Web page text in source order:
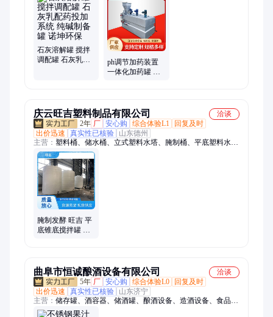
式真空过滤机、皮带输送机、污泥连续深度脱水设备、市政污
泥、液压压滤机、刮泥机、超高压叠层脱水机、一体式污泥深度
脱水机、真空皮带脱水机、真空过滤机、带式压榨机、带式果汁
压榨机、污泥垂直压滤脱水机、污泥协同、带式果蔬压榨生产
线、梨苹果压榨机、污水厂、石膏
石灰溶解罐 搅拌
调配罐 石灰乳配
ph调节加药装置
一体化加药罐 消
庆云旺吉塑料制品有限公司
洽谈
2年 厂 安心购 综合体验L1
回复及时
出价迅速
真实性已核验
山东德州
主营： 塑料桶、储水桶、立式塑料水塔、腌制桶、平底塑料水
箱、5吨塑料桶、8吨塑料桶、10吨塑料桶、15吨塑料桶、20吨塑
料桶、30吨塑料桶、40吨塑料桶、50吨塑料桶、塑料储罐、塑料
水塔、加药箱、泡菜桶、减水剂复配设备、外加剂复配设备、
1000L塑料桶、立式塑料桶、卧式塑料桶、塑料水箱、10立方水
箱、外加剂塑料搅拌水箱
腌制发酵 旺吉 平
底锥底搅拌罐 耐
曲阜市恒诚酿酒设备有限公司
洽谈
5年 厂 安心购 综合体验L0
回复及时
出价迅速
真实性已核验
山东济宁
主营： 储存罐、酒容器、储酒罐、酿酒设备、造酒设备、食品蒸
粮、分体式吊锅、白酒提取器、葡萄酒酿造、固态蒸酒锅、液体